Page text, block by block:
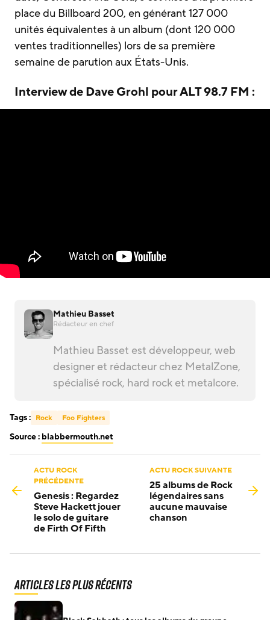
place du Billboard 200, en générant 127 000
unités équivalentes à un album (dont 120 000
ventes traditionnelles) lors de sa première
semaine de parution aux États-Unis.
Interview de Dave Grohl pour ALT 98.7 FM :
Mathieu Basset
Rédacteur en chef
Mathieu Basset est développeur, web
designer et rédacteur chez MetalZone,
spécialisé rock, hard rock et metalcore.
Tags : Rock Foo Fighters
Source : blabbermouth.net
ACTU ROCK
PRÉCÉDENTE
Genesis : Regardez
Steve Hackett jouer
le solo de guitare
de Firth Of Fifth
ACTU ROCK SUIVANTE
25 albums de Rock
légendaires sans
aucune mauvaise
chanson
Articles les plus récents